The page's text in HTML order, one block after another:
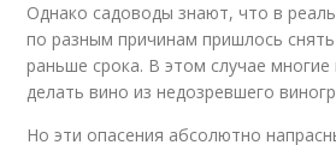
Однако садоводы знают, что в
по разным причинам пришлось снять
раньше срока. В этом случае
делать вино из недозревшего
Но эти опасения абсолютно